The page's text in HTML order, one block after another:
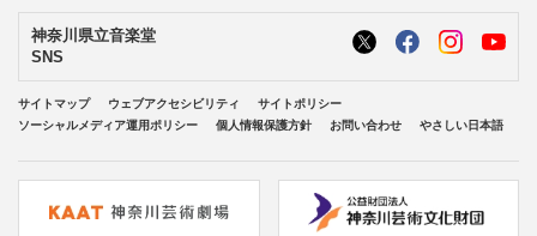
神奈川県立音楽堂
SNS
サイトマップ ウェブアクセシビリティ
サイトポリシー
ソーシャルメディア運用ポリシー
個人情報保護方針 お問い合わせ やさしい日本語